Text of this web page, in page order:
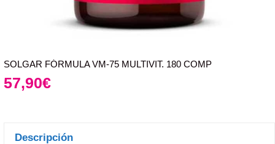
SOLGAR FÓRMULA VM-75 MULTIVIT. 180 COMP
57,90€
Descripción